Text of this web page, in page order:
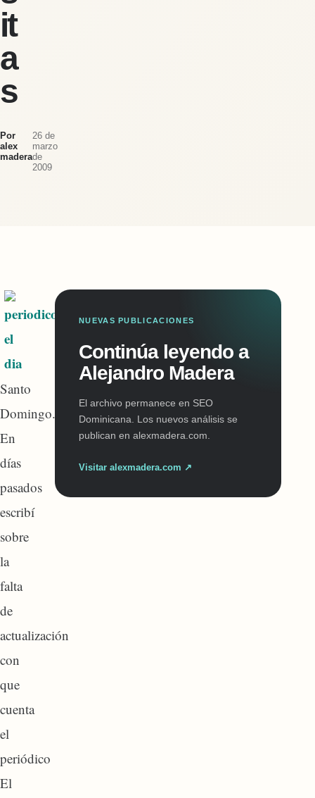
it
a
s
Por
alex
madera
26 de
marzo
de
2009
Santo
Domingo.-
En
días
pasados
escribí
sobre
la
falta
de
actualización
con
que
cuenta
el
periódico
El
NUEVAS PUBLICACIONES
Continúa leyendo a
Alejandro Madera
El archivo permanece en SEO
Dominicana. Los nuevos análisis se
publican en alexmadera.com.
Visitar alexmadera.com ↗